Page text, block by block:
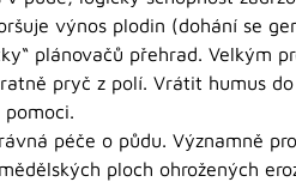
výnos plodin (dohání se
plánovačů přehrad. Velkým
pryč z polí. Vrátit humus
pomoci.
péče o půdu. Významně
ploch ohrožených